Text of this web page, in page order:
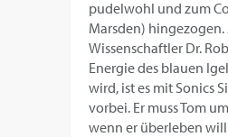
pudelwohl und zum
Marsden) hingezogen.
Wissenschaftler Dr.
Energie des blauen
wird, ist es mit Sonics
vorbei. Er muss Tom
wenn er überleben